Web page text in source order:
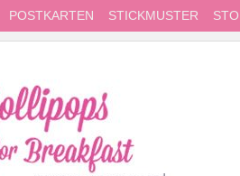
POSTKARTEN STICKMUSTER